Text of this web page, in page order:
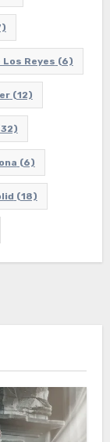
Reyes (6)
(12)
(6)
(18)